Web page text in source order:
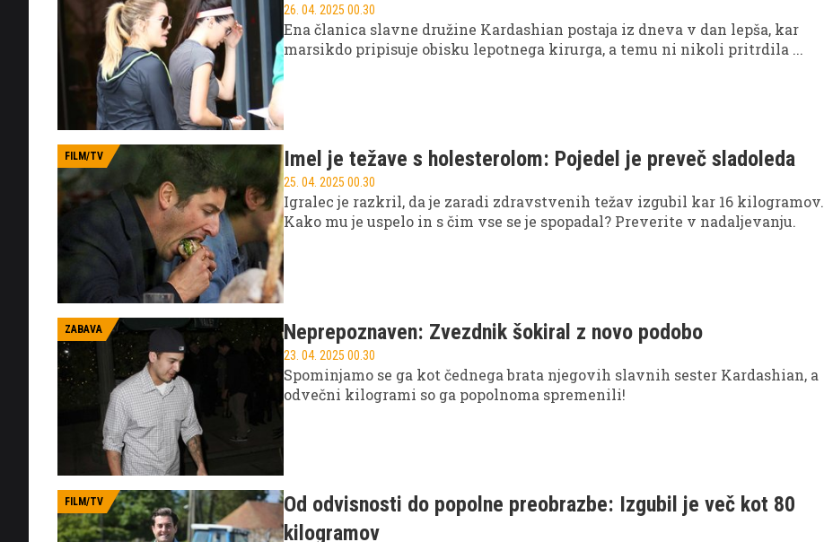
26. 04. 2025 00.30
Ena članica slavne družine Kardashian postaja iz dneva v dan lepša, kar
marsikdo pripisuje obisku lepotnega kirurga, a temu ni nikoli pritrdila ...
FILM/TV Imel je težave s holesterolom: Pojedel je preveč sladoleda
25. 04. 2025 00.30
Igralec je razkril, da je zaradi zdravstvenih težav izgubil kar 16 kilogramov.
Kako mu je uspelo in s čim vse se je spopadal? Preverite v nadaljevanju.
ZABAVA Neprepoznaven: Zvezdnik šokiral z novo podobo
23. 04. 2025 00.30
Spominjamo se ga kot čednega brata njegovih slavnih sester Kardashian, a
odvečni kilogrami so ga popolnoma spremenili!
FILM/TV
Od odvisnosti do popolne preobrazbe: Izgubil je več kot 80
kilogramov